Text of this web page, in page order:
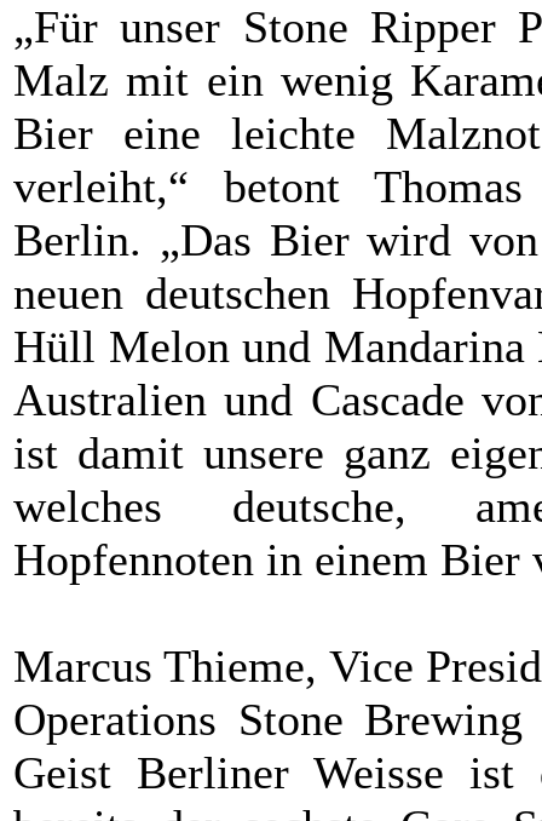
„Für unser Stone Ripper
Malz mit ein wenig
Bier eine leichte
verleiht,“ betont
Berlin. „Das Bier wird von
neuen deutschen
Hüll Melon und Mandarina
Australien und Cascade
ist damit unsere ganz
welches deutsche,
Hopfennoten in einem Bier
Marcus Thieme, Vice
Operations Stone
Geist Berliner Weisse